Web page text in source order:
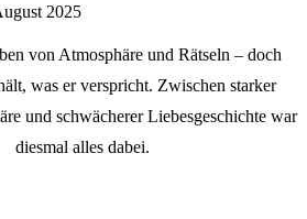
2025
von Atmosphäre und Rätseln – doch
was er verspricht. Zwischen starker
und schwächerer Liebesgeschichte war
diesmal alles dabei.